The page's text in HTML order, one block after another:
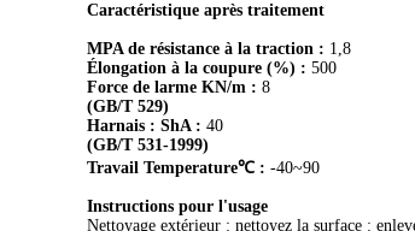
Caractéristique après traitement
MPA de résistance à la traction : 1,8
Élongation à la coupure (%) : 500
Force de larme KN/m : 8
(GB/T 529)
Harnais : ShA : 40
(GB/T 531-1999)
Travail Temperature℃ : -40~90
Instructions pour l'usage
Nettoyage extérieur : nettoyez la surface :